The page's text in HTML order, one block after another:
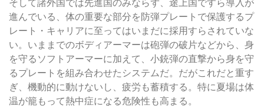
進んでいる、体の重要な部分を防弾プレートで保護するプ
レート・キャリアに至ってはいまだに採用すらされていな
い。いままでのボディアーマーは砲弾の破片などから、身
を守るソフトアーマーに加えて、小銃弾の直撃から身を守
るプレートを組み合わせたシステムだ。だがこれだと重す
ぎ、機動的に動けないし、疲労も蓄積する。特に夏場は体
温が籠もって熱中症になる危険性も高まる。